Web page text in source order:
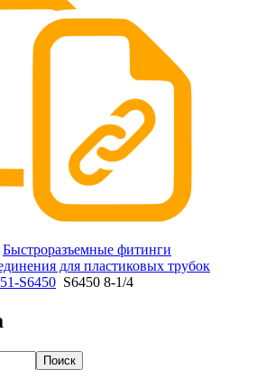
Быстроразъемные фитинги
для пластиковых трубок
S6450 S6450 8-1/4